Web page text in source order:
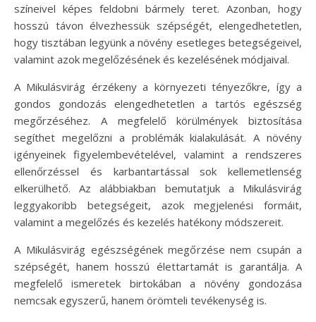
színeivel képes feldobni bármely teret. Azonban, hogy
hosszú távon élvezhessük szépségét, elengedhetetlen,
hogy tisztában legyünk a növény esetleges betegségeivel,
valamint azok megelőzésének és kezelésének módjaival.
A Mikulásvirág érzékeny a környezeti tényezőkre, így a
gondos gondozás elengedhetetlen a tartós egészség
megőrzéséhez. A megfelelő körülmények biztosítása
segíthet megelőzni a problémák kialakulását. A növény
igényeinek figyelembevételével, valamint a rendszeres
ellenőrzéssel és karbantartással sok kellemetlenség
elkerülhető. Az alábbiakban bemutatjuk a Mikulásvirág
leggyakoribb betegségeit, azok megjelenési formáit,
valamint a megelőzés és kezelés hatékony módszereit.
A Mikulásvirág egészségének megőrzése nem csupán a
szépségét, hanem hosszú élettartamát is garantálja. A
megfelelő ismeretek birtokában a növény gondozása
nemcsak egyszerű, hanem örömteli tevékenység is.